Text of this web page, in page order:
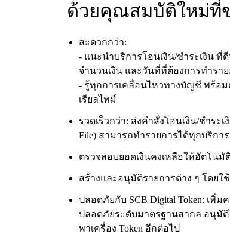
ด้วยคุณสมบัติใหม่ที่
สะดวกกว่า:
- แนะนำบริการโอนเงิน/ชำระเงิน
จำนวนเงิน และวันที่ที่ต้องการทำราย
- รู้ทุกการเคลื่อนไหวทางบัญชี พร้อ
เรียลไทม์
รวดเร็วกว่า: ส่งคำสั่งโอนเงิน/ชำระ
File) สามารถทำรายการได้ทุกบริการ
ตรวจสอบยอดเงินคงเหลือให้อัตโน
สร้างและอนุมัติรายการต่าง ๆ โดยใ
ปลอดภัยกับ SCB Digital Token: เพิ่
ปลอดภัยระดับมาตรฐานสากล อนุมัติ
พาเครื่อง Token อีกต่อไป